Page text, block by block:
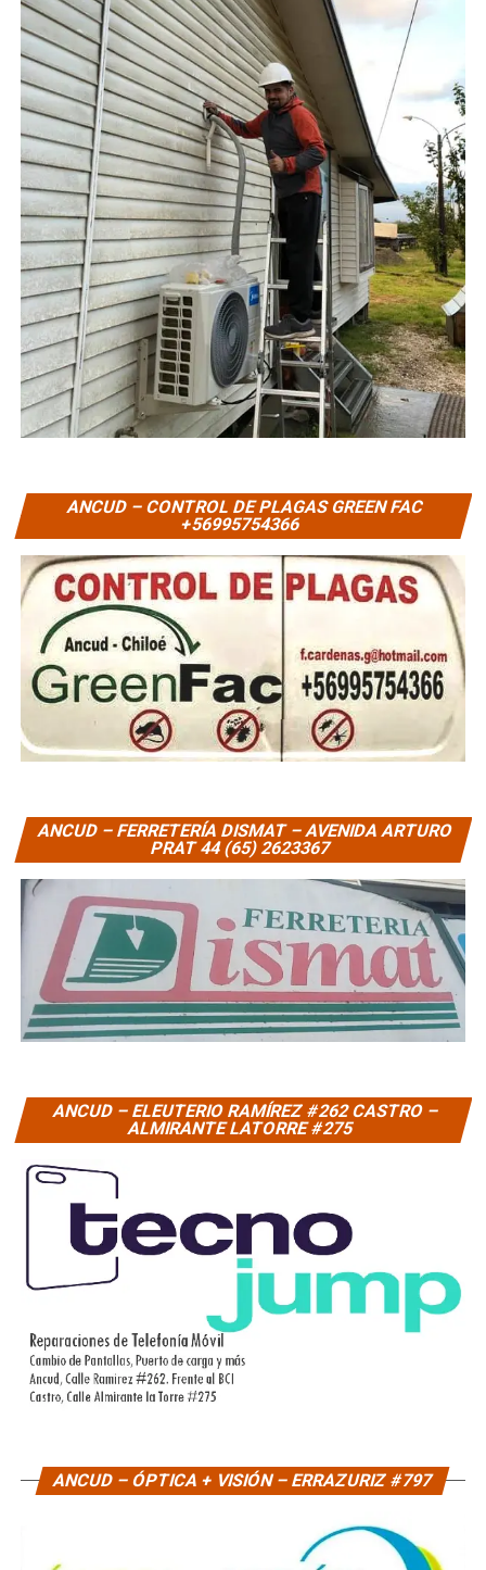
ANCUD – CONTROL DE PLAGAS GREEN FAC
+56995754366
ANCUD – FERRETERÍA DISMAT – AVENIDA ARTURO
PRAT 44 (65) 2623367
ANCUD – ELEUTERIO RAMÍREZ #262 CASTRO –
ALMIRANTE LATORRE #275
ANCUD – ÓPTICA + VISIÓN – ERRAZURIZ #797